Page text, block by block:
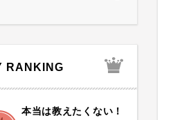
RANKING
FOOD
本当は教えたくない！